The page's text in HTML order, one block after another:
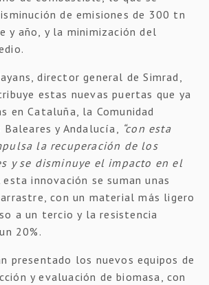
de emisiones de 300 tn
y año, y la minimización del
director general de Simrad,
estas nuevas puertas que ya
en Cataluña, la Comunidad
y Andalucía, “con esta
la recuperación de los
y se disminuye el impacto en el
esta innovación se suman unas
con un material más ligero
a un tercio y la resistencia
20%.
presentado los nuevos equipos de
y evaluación de biomasa, con